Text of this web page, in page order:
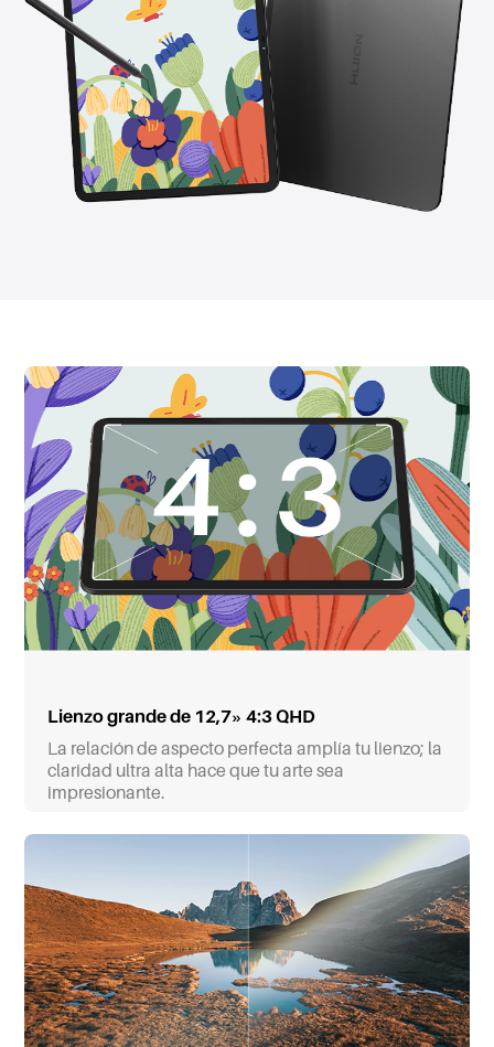
Lienzo grande de 12,7» 4:3 QHD
La relación de aspecto perfecta amplía tu lienzo; la
claridad ultra alta hace que tu arte sea
impresionante.